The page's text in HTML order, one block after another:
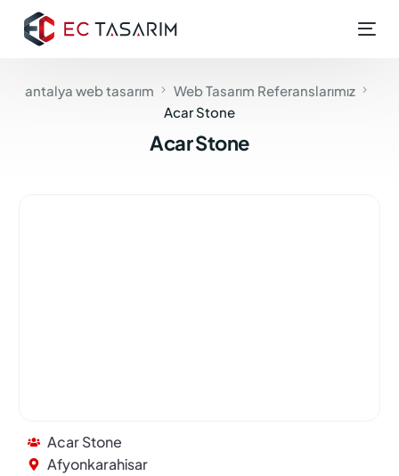
antalya web tasarım
Web Tasarım Referanslarımız
Acar Stone
Acar Stone
Acar Stone
Afyonkarahisar